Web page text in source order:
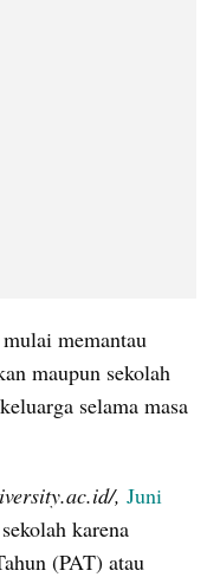
memantau
maupun sekolah
selama masa
,
karena
(PAT) atau